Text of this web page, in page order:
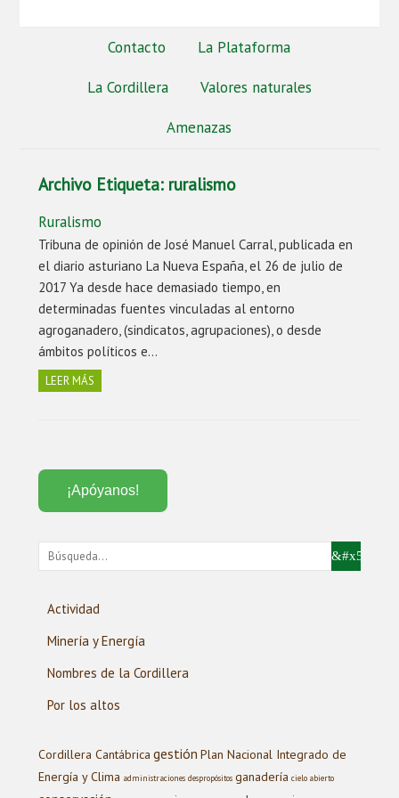
Contacto La Plataforma
La Cordillera Valores naturales
Amenazas
Archivo Etiqueta: ruralismo
Ruralismo
Tribuna de opinión de José Manuel Carral, publicada en
el diario asturiano La Nueva España, el 26 de julio de
2017 Ya desde hace demasiado tiempo, en
determinadas fuentes vinculadas al entorno
agroganadero, (sindicatos, agrupaciones), o desde
ámbitos políticos e…
LEER MÁS
¡Apóyanos!
Actividad
Minería y Energía
Nombres de la Cordillera
Por los altos
Cordillera Cantábrica gestión Plan Nacional Integrado de
Energía y Clima administraciones despropósitos ganadería cielo abierto